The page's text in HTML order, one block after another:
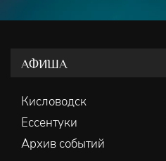
АФИША
Кисловодск
Ессентуки
Архив событий